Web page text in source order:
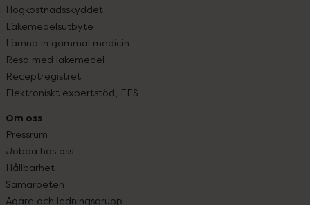
Högkostnadsskyddet
Läkemedelsutbyte
Lämna in gammal medicin
Resa med läkemedel
Receptregistret
Elektroniskt expertstöd, EES
Om oss
Pressrum
Jobba hos oss
Hållbarhet
Samarbeten
Ägare och ledningsgrupp